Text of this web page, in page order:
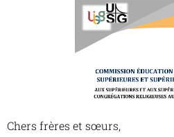
Chers frères et sœurs,